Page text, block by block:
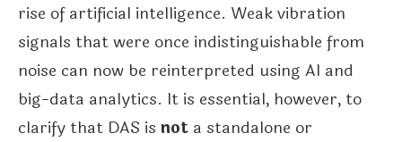
rise of artificial intelligence. Weak vibration
signals that were once indistinguishable from
noise can now be reinterpreted using AI and
big-data analytics. It is essential, however, to
clarify that DAS is not a standalone or